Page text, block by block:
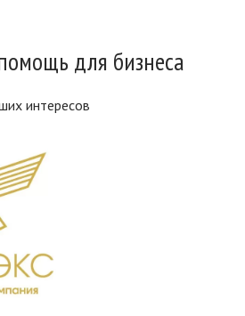
для бизнеса
интересов